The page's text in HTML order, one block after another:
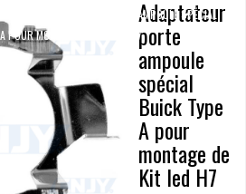
ADAPTATEUR PORTE AMPOULE SPÉCIAL
POUR MONTAGE DE KIT LED H7
Adaptateur
porte
ampoule
spécial
Buick Type
A pour
montage de
Kit led H7